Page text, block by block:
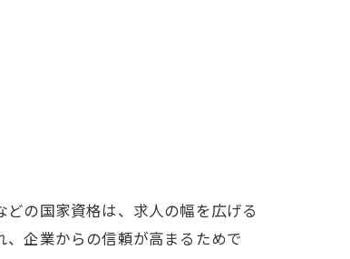
の国家資格は、求人の幅を広げる
企業からの信頼が高まるためで